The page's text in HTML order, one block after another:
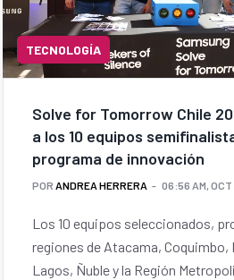
TECNOLOGÍA
Solve for Tomorrow Chile
a los 10 equipos
programa de innovación
POR ANDREA HERRERA 06:56 AM, OCT
Los 10 equipos seleccionados,
regiones de Atacama, Coquimbo,
Lagos, Ñuble y la Región